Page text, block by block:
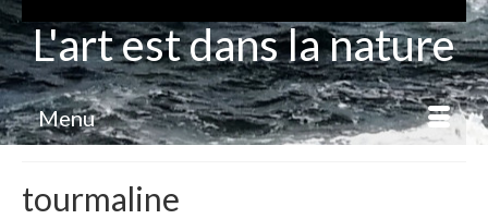
L'art est dans la nature
Menu
tourmaline